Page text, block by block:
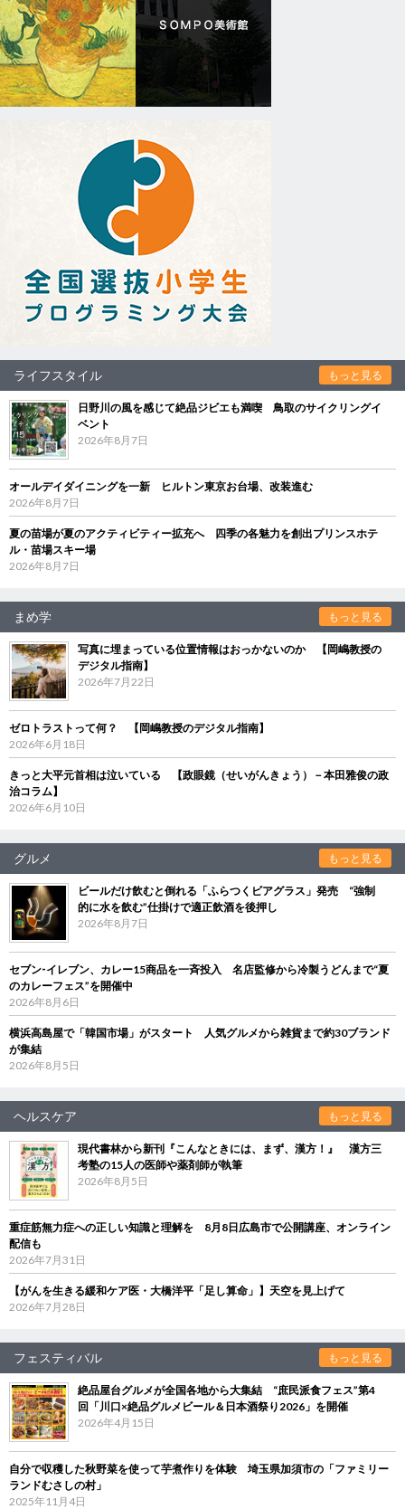
ライフスタイル もっと見る
日野川の風を感じて絶品ジビエも満喫 鳥取のサイクリングイ
ベント
2026年8月7日
オールデイダイニングを一新 ヒルトン東京お台場、改装進む
2026年8月7日
夏の苗場が夏のアクティビティー拡充へ 四季の各魅力を創出プリンスホテ
ル・苗場スキー場
2026年8月7日
まめ学 もっと見る
写真に埋まっている位置情報はおっかないのか 【岡嶋教授の
デジタル指南】
2026年7月22日
ゼロトラストって何？ 【岡嶋教授のデジタル指南】
2026年6月18日
きっと大平元首相は泣いている 【政眼鏡（せいがんきょう）－本田雅俊の政
治コラム】
2026年6月10日
グルメ もっと見る
ビールだけ飲むと倒れる「ふらつくビアグラス」発売 “強制
的に水を飲む”仕掛けで適正飲酒を後押し
2026年8月7日
セブン‐イレブン、カレー15商品を一斉投入 名店監修から冷製うどんまで“夏
のカレーフェス”を開催中
2026年8月6日
横浜高島屋で「韓国市場」がスタート 人気グルメから雑貨まで約30ブランド
が集結
2026年8月5日
ヘルスケア もっと見る
現代書林から新刊『こんなときには、まず、漢方！』 漢方三
考塾の15人の医師や薬剤師が執筆
2026年8月5日
重症筋無力症への正しい知識と理解を 8月8日広島市で公開講座、オンライン
配信も
2026年7月31日
【がんを生きる緩和ケア医・大橋洋平「足し算命」】天空を見上げて
2026年7月28日
フェスティバル もっと見る
絶品屋台グルメが全国各地から大集結 “庶民派食フェス”第4
回「川口×絶品グルメビール＆日本酒祭り2026」を開催
2026年4月15日
自分で収穫した秋野菜を使って芋煮作りを体験 埼玉県加須市の「ファミリー
ランドむさしの村」
2025年11月4日